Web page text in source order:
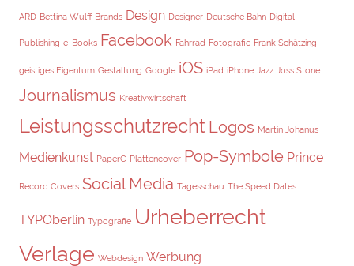
ARD Bettina Wulff Brands Design Designer Deutsche Bahn Digital
Publishing e-Books Facebook Fahrrad Fotografie Frank Schätzing
geistiges Eigentum Gestaltung Google iOS iPad iPhone Jazz Joss Stone
Journalismus Kreativwirtschaft
Leistungsschutzrecht Logos Martin Johanus
Medienkunst PaperC Plattencover Pop-Symbole Prince
Record Covers Social Media Tagesschau The Speed Dates
TYPOberlin Typografie Urheberrecht
Verlage Webdesign Werbung